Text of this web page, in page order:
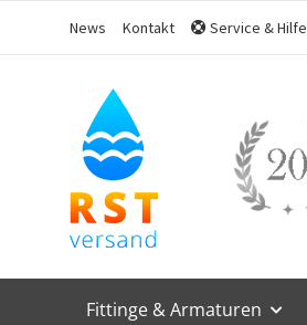
News Kontakt Service & Hilfe
Fittinge & Armaturen